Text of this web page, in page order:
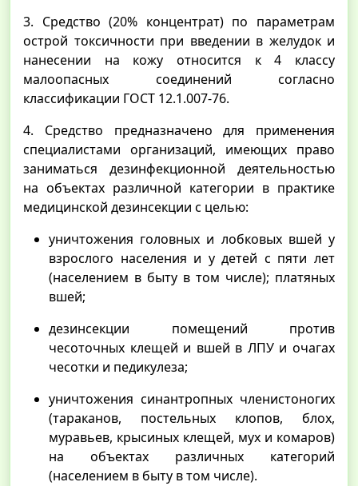
3. Средство (20% концентрат) по параметрам
острой токсичности при введении в желудок и
нанесении на кожу относится к 4 классу
малоопасных соединений согласно
классификации ГОСТ 12.1.007-76.
4. Средство предназначено для применения
специалистами организаций, имеющих право
заниматься дезинфекционной деятельностью
на объектах различной категории в практике
медицинской дезинсекции с целью:
уничтожения головных и лобковых вшей у
взрослого населения и у детей с пяти лет
(населением в быту в том числе); платяных
вшей;
дезинсекции помещений против
чесоточных клещей и вшей в ЛПУ и очагах
чесотки и педикулеза;
уничтожения синантропных членистоногих
(тараканов, постельных клопов, блох,
муравьев, крысиных клещей, мух и комаров)
на объектах различных категорий
(населением в быту в том числе).